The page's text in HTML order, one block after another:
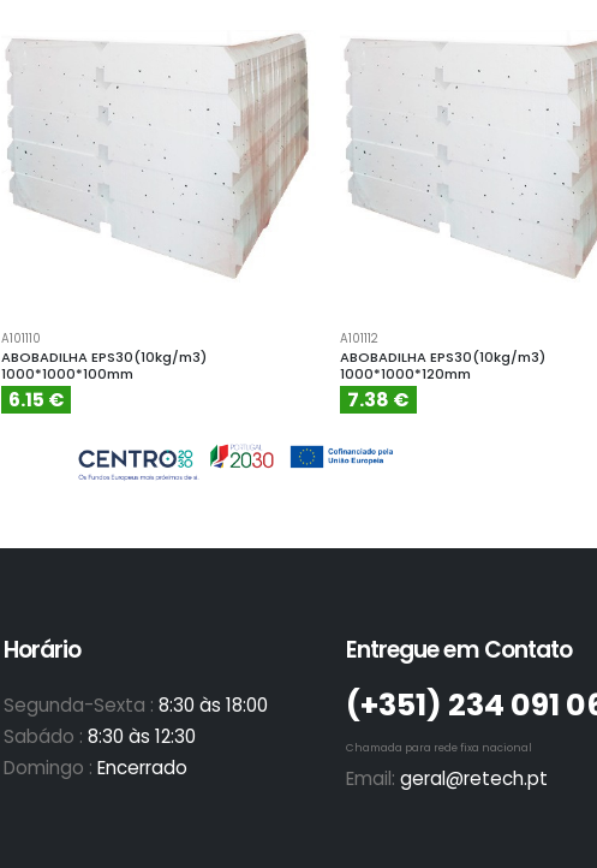
A101110
ABOBADILHA EPS30(10kg/m3)
1000*1000*100mm
6.15 €
A101112
ABOBADILHA EPS30(10kg/m3)
1000*1000*120mm
7.38 €
Horário
Segunda-Sexta : 8:30 às 18:00
Sabádo : 8:30 às 12:30
Domingo : Encerrado
Entregue em Contato
(+351)­ 234 091
Chamada para rede fixa nacional
Email: geral@retech.pt